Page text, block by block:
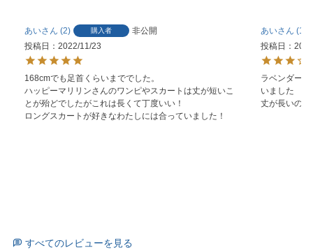
あい 2 購入者
非公開
投稿日
2022/11/23
168cmでも足首くらいまででした。
ハッピーマリリンさんのワンピやスカートは丈が短いこ
とが殆どでしたがこれは長くて丁度いい！
ロングスカートが好きなわたしには合っていました！
あい
1
投稿日
ラベンダー
いました
丈が長いの
すべてのレビューを見る